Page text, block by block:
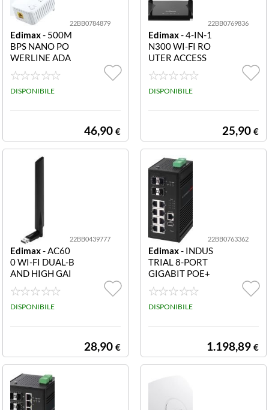
22BB0784879
Edimax- 500M
BPS NANO PO
WERLINE ADA
PTER W/INTEG
RATED POWER
SOCKET KIT
DISPONIBILE
46,90 €
22BB0769836
Edimax- 4-IN-1
N300 WI-FI RO
UTER ACCESS
POINT/RANGE
EXTENDER/WI
SP
DISPONIBILE
25,90 €
22BB0439777
Edimax- AC60
0 WI-FI DUAL-B
AND HIGH GAI
N USB ADAPTE
R
DISPONIBILE
28,90 €
22BB0763362
Edimax- INDUS
TRIAL 8-PORT
GIGABIT POE+
MANAGED SWI
TCH 4 SFP SLOT
S
DISPONIBILE
1.198,89 €